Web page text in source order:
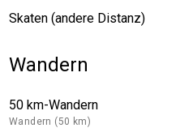
Skaten (andere Distanz)
Wandern
50 km-Wandern
Wandern (50 km)